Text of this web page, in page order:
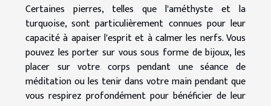
Certaines pierres, telles que l'améthyste et la
turquoise, sont particulièrement connues pour leur
capacité à apaiser l'esprit et à calmer les nerfs. Vous
pouvez les porter sur vous sous forme de bijoux, les
placer sur votre corps pendant une séance de
méditation ou les tenir dans votre main pendant que
vous respirez profondément pour bénéficier de leur